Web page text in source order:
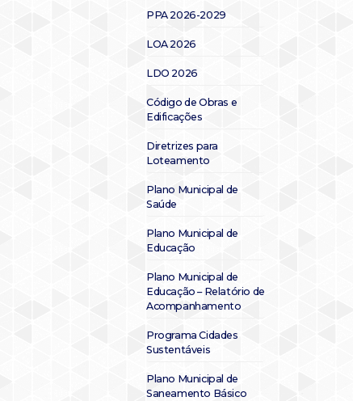
PPA 2026-2029
LOA 2026
LDO 2026
Código de Obras e
Edificações
Diretrizes para
Loteamento
Plano Municipal de
Saúde
Plano Municipal de
Educação
Plano Municipal de
Educação – Relatório de
Acompanhamento
Programa Cidades
Sustentáveis
Plano Municipal de
Saneamento Básico